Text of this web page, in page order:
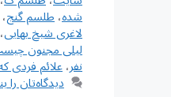
شده،طلسم گنج،
لاغری شیخ بهایی،
لیلی مجنون
نفر،علائم
دیدگاه‌تان را